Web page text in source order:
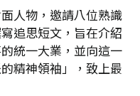
人物，邀請八位熟識
追思短文，旨在介紹
統一大業，並向這一
精神領袖」，致上最